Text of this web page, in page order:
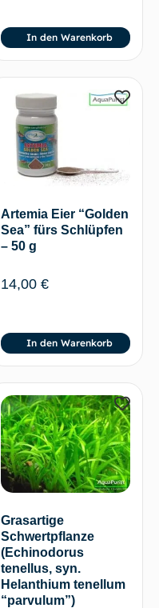
In den Warenkorb
Artemia Eier “Golden
Sea” fürs Schlüpfen
– 50 g
14,00 €
In den Warenkorb
Grasartige
Schwertpflanze
(Echinodorus
tenellus, syn.
Helanthium tenellum
“parvulum”)